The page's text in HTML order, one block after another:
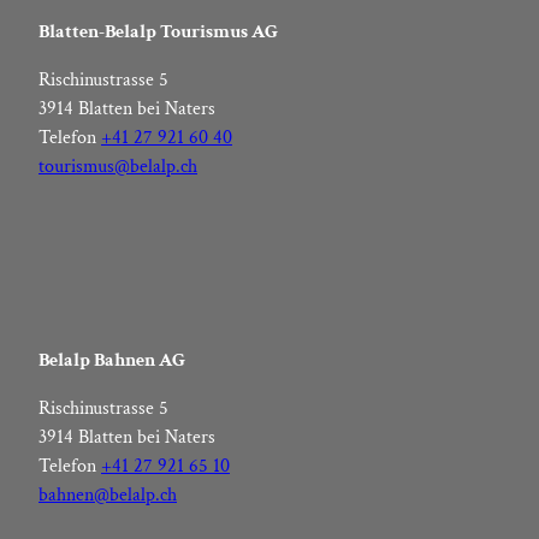
Blatten-Belalp Tourismus AG
Rischinustrasse 5
3914 Blatten bei Naters
Telefon+41 27 921 60 40
tourismus@belalp.ch
Belalp Bahnen AG
Rischinustrasse 5
3914 Blatten bei Naters
Telefon +41 27 921 65 10
bahnen@belalp.ch